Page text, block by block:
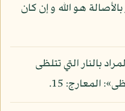
هو الله و إن كان
بالنار التي تتلظى
المعارج: 15.